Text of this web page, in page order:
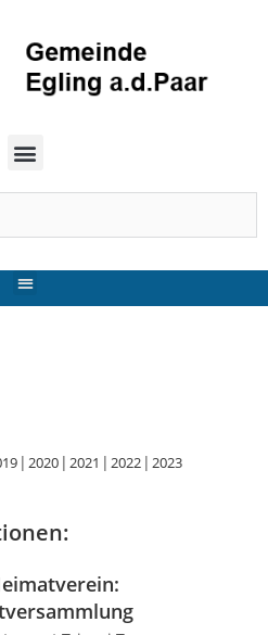
2020 2021 2022 2023